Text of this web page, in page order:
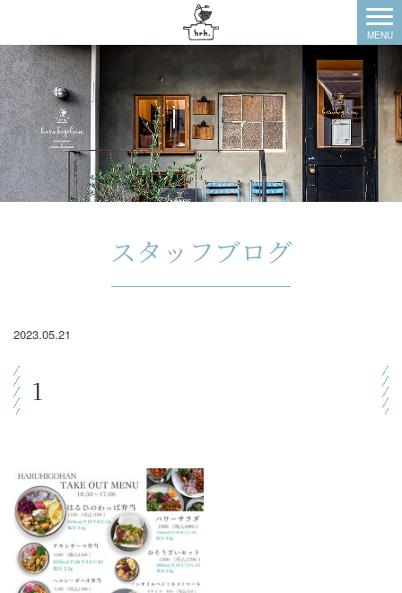
スタッフブログ
2023.05.21
1